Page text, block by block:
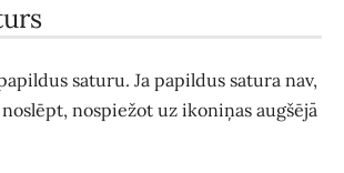
saturu. Ja papildus satura nav,
nospiežot uz ikoniņas augšējā